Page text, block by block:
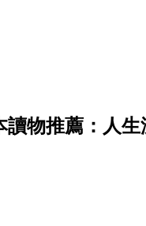
讀物推薦：人